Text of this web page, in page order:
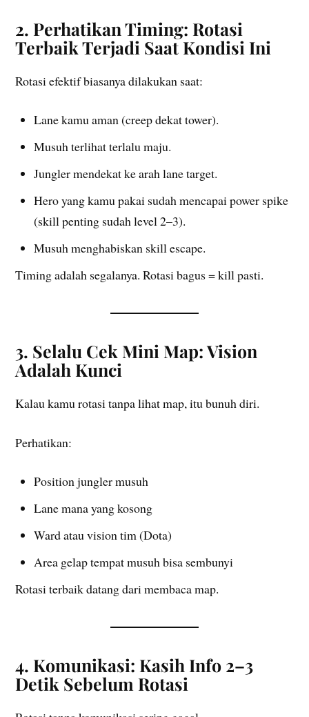
2. Perhatikan Timing: Rotasi
Terbaik Terjadi Saat Kondisi Ini
Rotasi efektif biasanya dilakukan saat:
Lane kamu aman (creep dekat tower).
Musuh terlihat terlalu maju.
Jungler mendekat ke arah lane target.
Hero yang kamu pakai sudah mencapai power spike
(skill penting sudah level 2–3).
Musuh menghabiskan skill escape.
Timing adalah segalanya. Rotasi bagus = kill pasti.
3. Selalu Cek Mini Map: Vision
Adalah Kunci
Kalau kamu rotasi tanpa lihat map, itu bunuh diri.
Perhatikan:
Position jungler musuh
Lane mana yang kosong
Ward atau vision tim (Dota)
Area gelap tempat musuh bisa sembunyi
Rotasi terbaik datang dari membaca map.
4. Komunikasi: Kasih Info 2–3
Detik Sebelum Rotasi